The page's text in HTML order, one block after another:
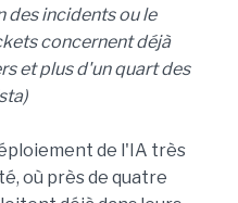
des incidents ou le
concernent déjà
et plus d'un quart des
de l'IA très
où près de quatre